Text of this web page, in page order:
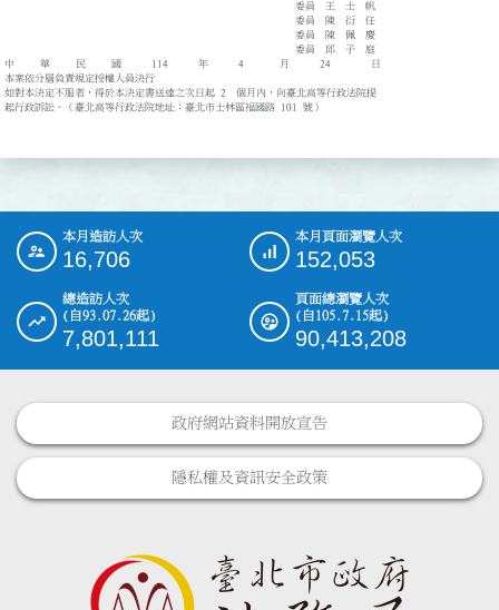
委員 王 士 帆
委員 陳 衍 任
委員 陳 佩 慶
委員 邱 子 庭
中 華 民 國 114 年 4 月 24 日
本案依分層負責規定授權人員決行
如對本決定不服者，得於本決定書送達之次日起 2 個月內，向臺北高等行政法院提
起行政訴訟。（臺北高等行政法院地址：臺北市士林區福國路 101 號）
::: 本月造訪人次
16,706
本月頁面瀏覽人次
152,053
總造訪人次
(自93.07.26起)
7,801,111
頁面總瀏覽人次
(自105.7.15起)
90,413,208
政府網站資料開放宣告
隱私權及資訊安全政策